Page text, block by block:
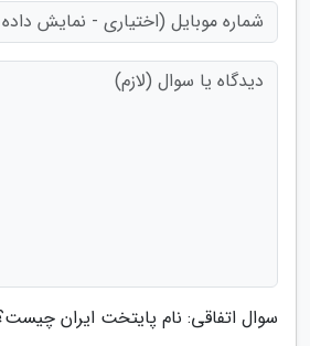
سوال اتفاقی: نام پایتخت ایران